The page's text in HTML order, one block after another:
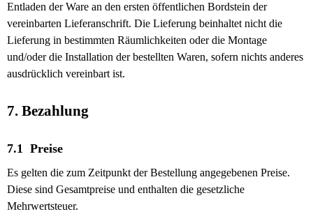
Entladen der Ware an den ersten öffentlichen Bordstein der
vereinbarten Lieferanschrift. Die Lieferung beinhaltet nicht die
Lieferung in bestimmten Räumlichkeiten oder die Montage
und/oder die Installation der bestellten Waren, sofern nichts anderes
ausdrücklich vereinbart ist.
7. Bezahlung
7.1 Preise
Es gelten die zum Zeitpunkt der Bestellung angegebenen Preise.
Diese sind Gesamtpreise und enthalten die gesetzliche
Mehrwertsteuer.